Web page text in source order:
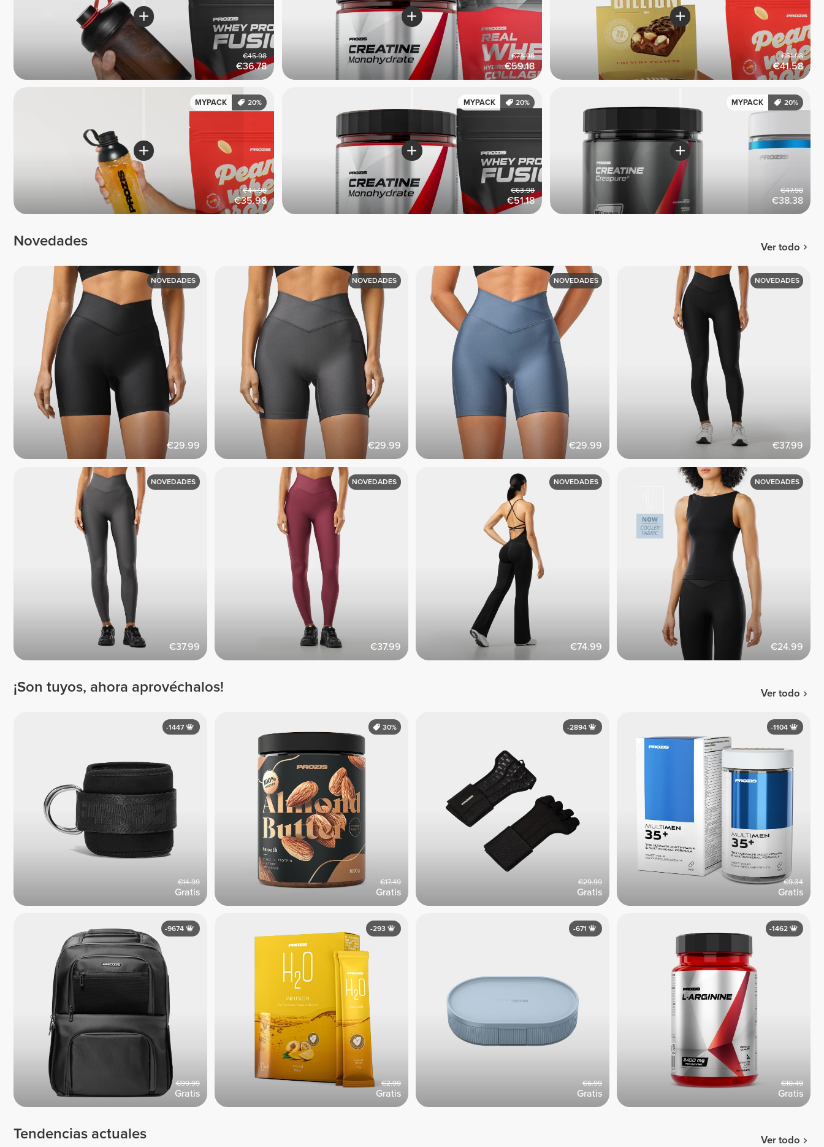
€36.78
€45.98
€59.18
€73.98
€41.58
€51.98
MYPACK 20%
€35.98
€44.98
MYPACK 20%
€51.18
€63.98
MYPACK 20%
€38.38
€47.98
Novedades Ver todo
€29.99
NOVEDADES
€29.99
NOVEDADES
€29.99
NOVEDADES
€37.99
NOVEDADES
€37.99
NOVEDADES
€37.99
NOVEDADES
€74.99
NOVEDADES
€24.99
NOVEDADES
¡Son tuyos, ahora aprovéchalos! Ver todo
Gratis
€14.99
-1447
Gratis
€17.49
30%
Gratis
€29.99
-2894
Gratis
€9.34
-1104
Gratis
€99.99
-9674
Gratis
€2.99
-293
Gratis
€6.99
-671
Gratis
€10.49
-1462
Tendencias actuales Ver todo